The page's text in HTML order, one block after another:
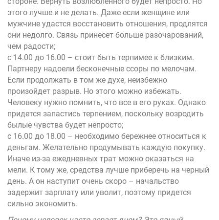
этого лучше и не делать. Даже если женщине или
мужчине удастся восстановить отношения, продлятся
они недолго. Связь принесет больше разочарований,
чем радости;
с 14.00 до 16.00 – стоит быть терпимее к близким.
Партнеру надоели бесконечные ссоры по мелочам.
Если продолжать в том же духе, неизбежно
произойдет разрыв. Но этого можно избежать.
Человеку нужно помнить, что все в его руках. Однако
придется запастись терпением, поскольку возродить
былые чувства будет непросто;
с 16.00 до 18.00 – необходимо бережнее относиться к
деньгам. Желательно продумывать каждую покупку.
Иначе из-за ежедневных трат можно оказаться на
мели. К тому же, средства лучше приберечь на черный
день. А он наступит очень скоро – начальство
задержит зарплату или уволит, поэтому придется
сильно экономить.